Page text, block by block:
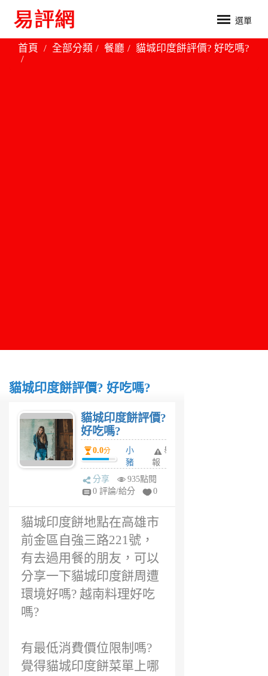
選單
首頁 全部分類 餐廳 貓城印度餅評價? 好吃嗎?
貓城印度餅評價? 好吃嗎?
貓城印度餅評價?
好吃嗎?
0.0分
小
豬
妮
6
舉
報
分享
935點閱
0 評論/給分
0
貓城印度餅地點在高雄市
前金區自強三路221號，
有去過用餐的朋友，可以
分享一下貓城印度餅周遭
環境好嗎? 越南料理好吃
嗎?
有最低消費價位限制嗎?
覺得貓城印度餅菜單上哪